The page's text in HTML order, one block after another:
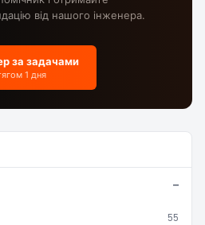
від нашого інженера.
за задачами
1 дня
55